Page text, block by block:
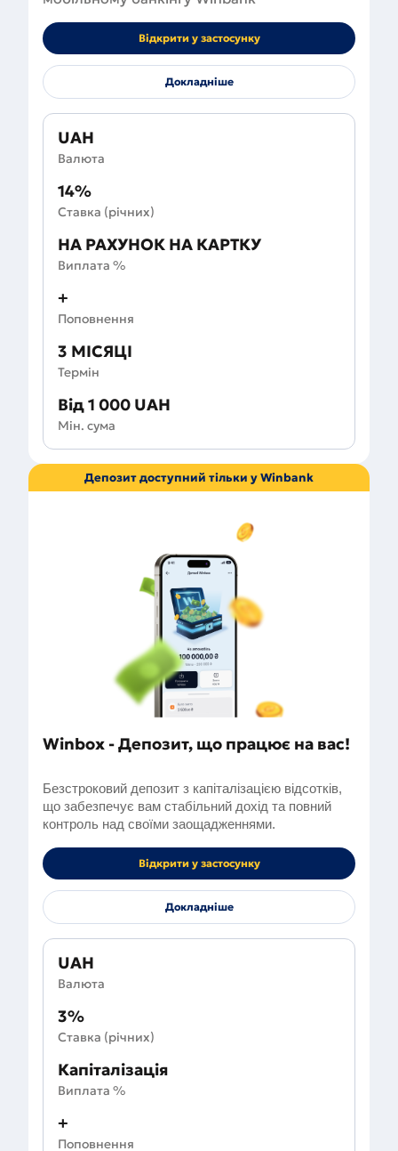
UAH
Валюта
14%
Ставка (річних)
НА РАХУНОК НА КАРТКУ
Виплата %
+
Поповнення
3 МІСЯЦІ
Термін
Від 1 000 UAH
Мін. сума
Відкрити у застосунку
Докладніше
Депозит доступний тільки у Winbank
Winbox - Депозит, що працює на вас!
Безстроковий депозит з капіталізацією відсотків,
що забезпечує вам стабільний дохід та повний
контроль над своїми заощадженнями.
UAH
Валюта
3%
Ставка (річних)
Капіталізація
Виплата %
+
Поповнення
Відкрити у застосунку
Докладніше